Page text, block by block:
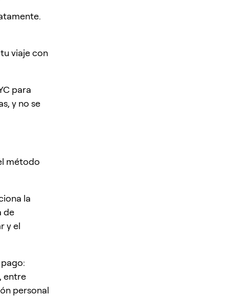
viaje con
para
y no se
método
la
de
y el
entre
personal